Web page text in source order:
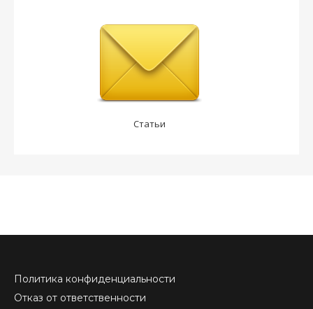
Статьи
Политика конфиденциальности
Отказ от ответственности